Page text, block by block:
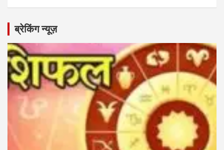
ब्रेकिंग न्यूज़